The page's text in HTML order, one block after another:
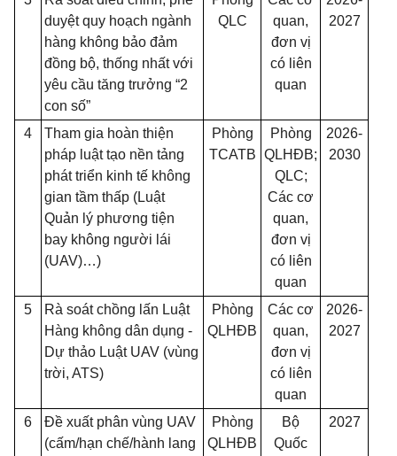
duyệt quy hoạch ngành
hàng không bảo đảm
đồng bộ, thống nhất với
yêu cầu tăng trưởng “2
con số”
QLC
quan,
đơn vị
có liên
quan
2027
4
Tham gia hoàn thiện
pháp luật tạo nền tảng
phát triển kinh tế không
gian tầm thấp (Luật
Quản lý phương tiện
bay không người lái
(UAV)…)
Phòng
TCATB
Phòng
QLHĐB;
QLC;
Các cơ
quan,
đơn vị
có liên
quan
2026-
2030
5
Rà soát chồng lấn Luật
Hàng không dân dụng -
Dự thảo Luật UAV (vùng
trời, ATS)
Phòng
QLHĐB
Các cơ
quan,
đơn vị
có liên
quan
2026-
2027
6
Đề xuất phân vùng UAV
(cấm/hạn chế/hành lang
Phòng
QLHĐB
Bộ
Quốc
2027